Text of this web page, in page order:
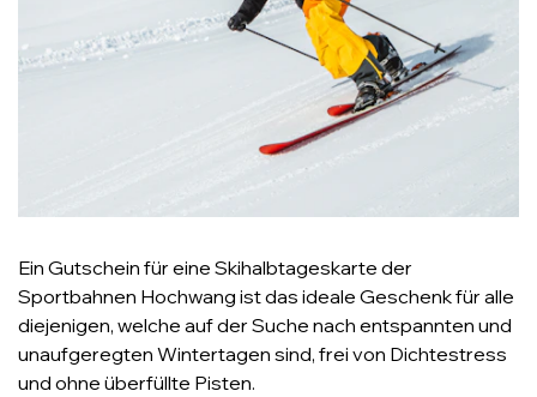
Ein Gutschein für eine Skihalbtageskarte der
Sportbahnen Hochwang ist das ideale Geschenk für alle
diejenigen, welche auf der Suche nach entspannten und
unaufgeregten Wintertagen sind, frei von Dichtestress
und ohne überfüllte Pisten.